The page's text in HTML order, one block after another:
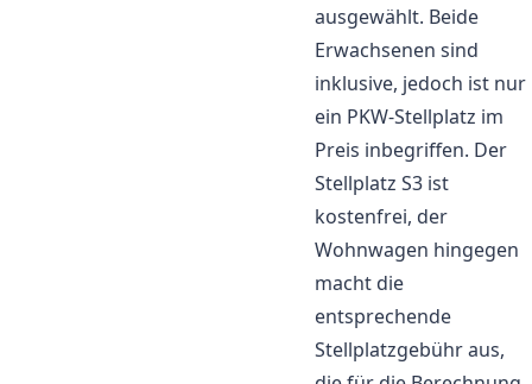
ausgewählt. Beide
Erwachsenen sind
inklusive, jedoch ist nur
ein PKW-Stellplatz im
Preis inbegriffen. Der
Stellplatz S3 ist
kostenfrei, der
Wohnwagen hingegen
macht die
entsprechende
Stellplatzgebühr aus,